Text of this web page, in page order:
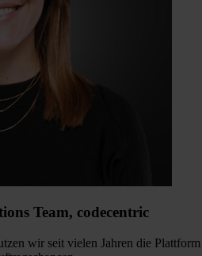
Team, codecentric
wir seit vielen Jahren die